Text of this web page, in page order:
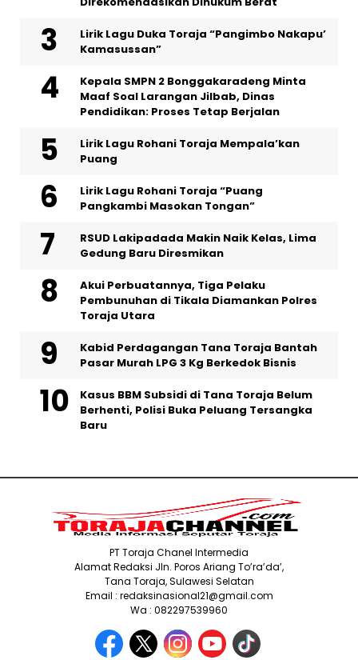
Lirik Lagu Duka Toraja “Pangimbo Nakapu’
Kamasussan”
Kepala SMPN 2 Bonggakaradeng Minta
Maaf Soal Larangan Jilbab, Dinas
Pendidikan: Proses Tetap Berjalan
Lirik Lagu Rohani Toraja Mempala’kan
Puang
Lirik Lagu Rohani Toraja “Puang
Pangkambi Masokan Tongan”
RSUD Lakipadada Makin Naik Kelas, Lima
Gedung Baru Diresmikan
Akui Perbuatannya, Tiga Pelaku
Pembunuhan di Tikala Diamankan Polres
Toraja Utara
Kabid Perdagangan Tana Toraja Bantah
Pasar Murah LPG 3 Kg Berkedok Bisnis
Kasus BBM Subsidi di Tana Toraja Belum
Berhenti, Polisi Buka Peluang Tersangka
Baru
PT Toraja Chanel Intermedia
Alamat Redaksi Jln. Poros Ariang To’ra’da’,
Tana Toraja, Sulawesi Selatan
Email : redaksinasional21@gmail.com
Wa : 082297539960